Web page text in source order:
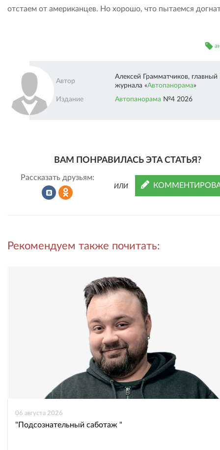
отстаем от американцев. Но хорошо, что пытаемся
Автопанорама»" />
Автор
Алексей Грамматчиков, главный
журнала «Автопанорама»
Издание
Автопанорама №4 2026
ВАМ ПОНРАВИЛАСЬ ЭТА СТАТЬЯ?
Рассказать друзьям:
во в
Одноклассниках
ИЛИ
Рекомендуем также почитать:
06 августа 2026
"Подсознательный саботаж "